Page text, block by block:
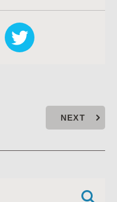
NEXT